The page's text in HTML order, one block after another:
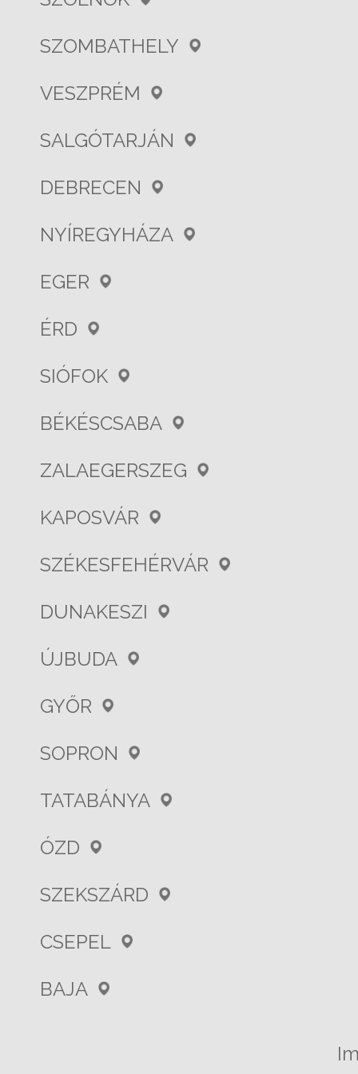
SZOMBATHELY
VESZPRÉM
SALGÓTARJÁN
DEBRECEN
NYÍREGYHÁZA
EGER
ÉRD
SIÓFOK
BÉKÉSCSABA
ZALAEGERSZEG
KAPOSVÁR
SZÉKESFEHÉRVÁR
DUNAKESZI
ÚJBUDA
GYŐR
SOPRON
TATABÁNYA
ÓZD
SZEKSZÁRD
CSEPEL
BAJA